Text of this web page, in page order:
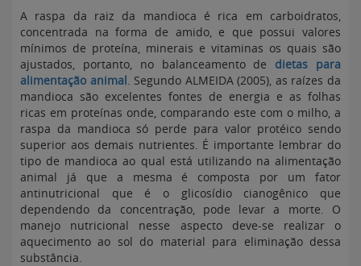
A raspa da raiz da mandioca é rica em carboidratos,
concentrada na forma de amido, e que possui valores
mínimos de proteína, minerais e vitaminas os quais são
ajustados, portanto, no balanceamento de dietas para
alimentação animal. Segundo ALMEIDA (2005), as raízes da
mandioca são excelentes fontes de energia e as folhas
ricas em proteínas onde, comparando este com o milho, a
raspa da mandioca só perde para valor protéico sendo
superior aos demais nutrientes. É importante lembrar do
tipo de mandioca ao qual está utilizando na alimentação
animal já que a mesma é composta por um fator
antinutricional que é o glicosídio cianogênico que
dependendo da concentração, pode levar a morte. O
manejo nutricional nesse aspecto deve-se realizar o
aquecimento ao sol do material para eliminação dessa
substância.